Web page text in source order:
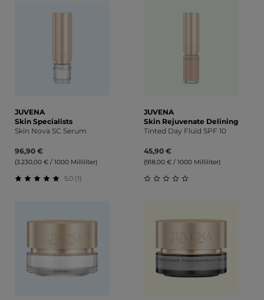
JUVENA
Skin Specialists
Skin Nova SC Serum
96,90 €
(3.230,00 € / 1000 Milliliter)
5.0 (1)
JUVENA
Skin Rejuvenate Delining
Tinted Day Fluid SPF 10
45,90 €
(918,00 € / 1000 Milliliter)